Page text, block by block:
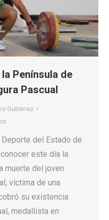
Península de
Pascual
Gutierrez
del Estado de
este día la
muerte del joven
víctima de una
su existencia
medallista en